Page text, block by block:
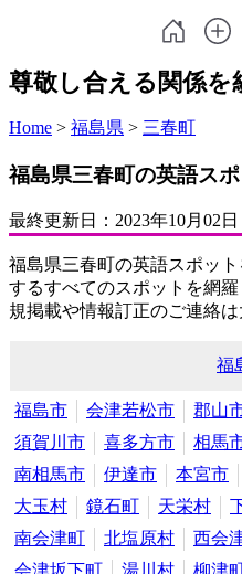
尊敬し合える関係を
Home > 福島県 > 三春町
福島県三春町の英語スポ
最終更新日： 2023年10月02日
福島県三春町の英語スポッ
するすべてのスポットを網
規掲載や情報訂正のご連絡は
福
福島市 会津若松市 郡山
須賀川市
喜多方市 相馬
南相馬市
伊達市 本宮市
大玉村
鏡石町 天栄村
南会津町
北塩原村 西会